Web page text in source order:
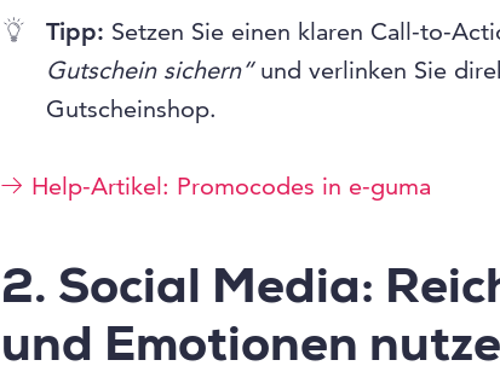
Tipp: Setzen Sie einen klaren Call-to-
Gutschein sichern“und verlinken Sie
Gutscheinshop.
Help-Artikel: Promocodes in e-guma
2. Social Media:
und Emotionen